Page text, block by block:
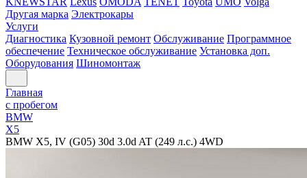
Другая марка Электрокары
Услуги
Диагностика Кузовной ремонт Обслуживание Программное
обеспечение Техническое обслуживание Установка доп.
Оборудования Шиномонтаж
Главная
с пробегом
BMW
X5
BMW X5, IV (G05) 30d 3.0d AT (249 л.с.) 4WD